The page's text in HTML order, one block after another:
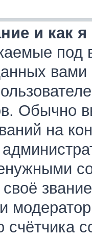
и как
Обычно
на
счётчика